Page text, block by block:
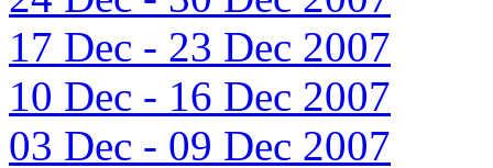
17 Dec - 23 Dec 2007
10 Dec - 16 Dec 2007
03 Dec - 09 Dec 2007